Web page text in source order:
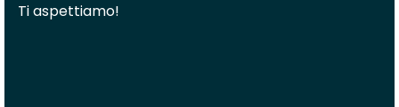
Ti aspettiamo!